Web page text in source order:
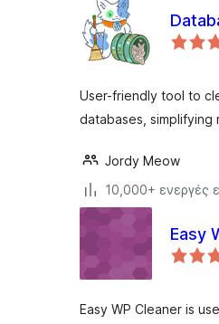
User-friendly tool to
databases, simplifying
Jordy Meow
10,000+ ενεργές
Easy
Easy WP Cleaner is